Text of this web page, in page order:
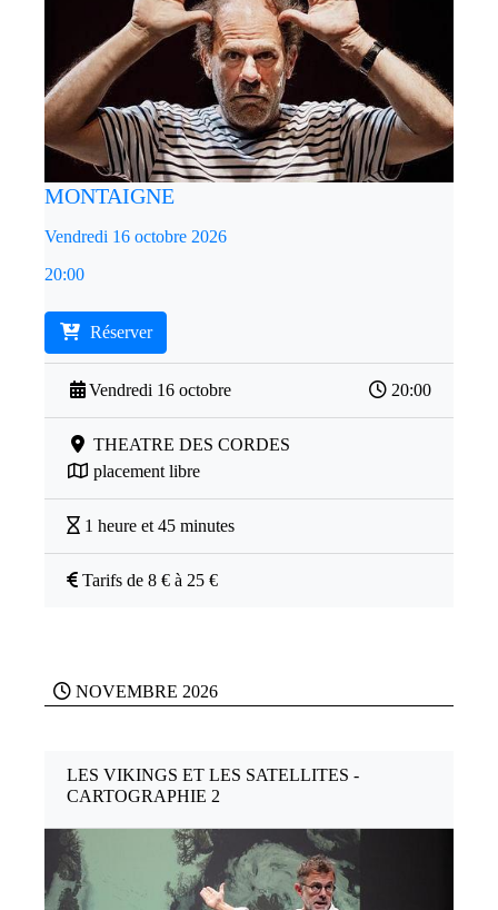
MONTAIGNE
Vendredi 16 octobre 2026
20:00
Réserver
Vendredi 16 octobre 20:00
THEATRE DES CORDES
placement libre
1 heure et 45 minutes
Tarifs de 8 € à 25 €
NOVEMBRE 2026
LES VIKINGS ET LES SATELLITES -
CARTOGRAPHIE 2